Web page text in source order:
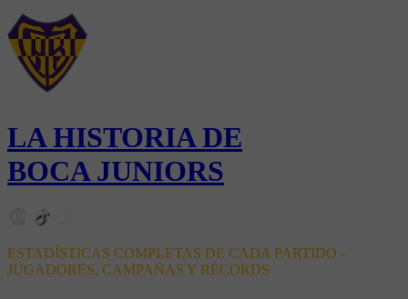
LA HISTORIA DE
BOCA JUNIORS
ESTADÍSTICAS COMPLETAS DE CADA PARTIDO -
JUGADORES, CAMPAÑAS Y RÉCORDS